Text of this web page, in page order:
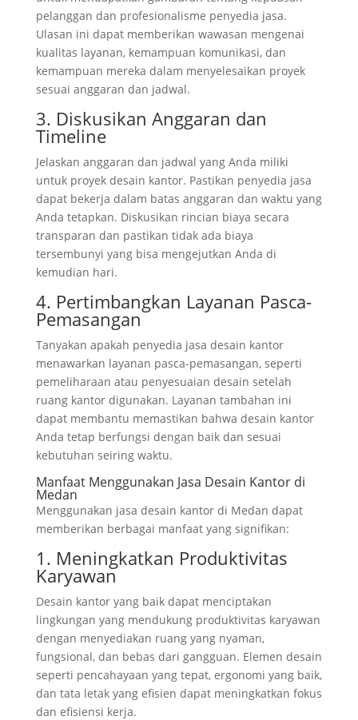
pelanggan dan profesionalisme penyedia jasa.
Ulasan ini dapat memberikan wawasan mengenai
kualitas layanan, kemampuan komunikasi, dan
kemampuan mereka dalam menyelesaikan proyek
sesuai anggaran dan jadwal.
3. Diskusikan Anggaran dan
Timeline
Jelaskan anggaran dan jadwal yang Anda miliki
untuk proyek desain kantor. Pastikan penyedia jasa
dapat bekerja dalam batas anggaran dan waktu yang
Anda tetapkan. Diskusikan rincian biaya secara
transparan dan pastikan tidak ada biaya
tersembunyi yang bisa mengejutkan Anda di
kemudian hari.
4. Pertimbangkan Layanan Pasca-
Pemasangan
Tanyakan apakah penyedia jasa desain kantor
menawarkan layanan pasca-pemasangan, seperti
pemeliharaan atau penyesuaian desain setelah
ruang kantor digunakan. Layanan tambahan ini
dapat membantu memastikan bahwa desain kantor
Anda tetap berfungsi dengan baik dan sesuai
kebutuhan seiring waktu.
Manfaat Menggunakan Jasa Desain Kantor di
Medan
Menggunakan jasa desain kantor di Medan dapat
memberikan berbagai manfaat yang signifikan:
1. Meningkatkan Produktivitas
Karyawan
Desain kantor yang baik dapat menciptakan
lingkungan yang mendukung produktivitas karyawan
dengan menyediakan ruang yang nyaman,
fungsional, dan bebas dari gangguan. Elemen desain
seperti pencahayaan yang tepat, ergonomi yang baik,
dan tata letak yang efisien dapat meningkatkan fokus
dan efisiensi kerja.